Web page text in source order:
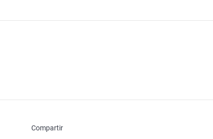
Compartir